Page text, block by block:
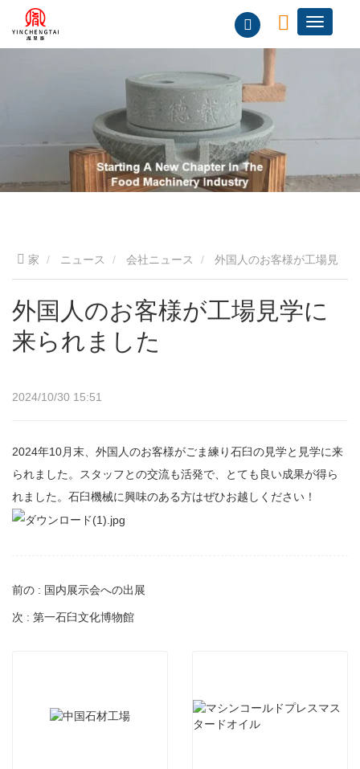
家 ニュース 会社ニュース
学に来られました
外国人のお客様が工場見学に
来られました
2024/10/30 15:51
2024年10月末、外国人のお客様がごま練り石臼の見学と見学に来
られました。スタッフとの交流も活発で、とても良い成果が得ら
れました。石臼機械に興味のある方はぜひお越しください！
前の : 国内展示会への出展
次 : 第一石臼文化博物館